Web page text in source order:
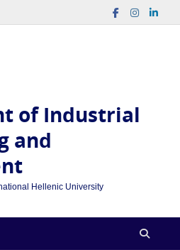
of Industrial
and
Hellenic University